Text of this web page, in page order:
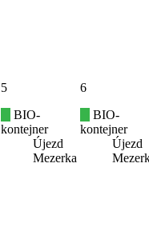
5
BIO-
kontejner
Újezd
Mezerka
6
BIO-
kontejner
Újezd